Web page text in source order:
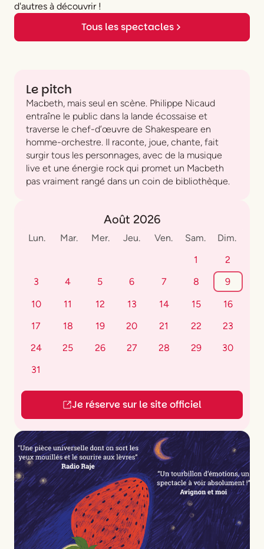
d'autres à découvrir !
Tous les spectacles
Le pitch
Macbeth, mais seul en scène. Philippe Nicaud
entraîne le public dans la lande écossaise et
traverse le chef-d’œuvre de Shakespeare en
homme-orchestre. Il raconte, joue, chante, fait
surgir tous les personnages, avec de la musique
live et une énergie rock qui promet un Macbeth
pas vraiment rangé dans un coin de bibliothèque.
Août 2026
Lun. Mar. Mer. Jeu. Ven. Sam.
Dim.
1
2
3
4 5 6 7 8
9
10
11 12 13 14 15
16
17
18 19 20 21 22
23
24
25 26 27 28 29
30
31
Je réserve sur le site officiel